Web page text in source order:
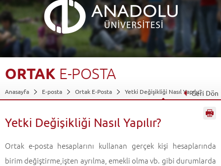
ORTAK E-POSTA
Anasayfa E-posta Ortak E-Posta Yetki Değişikliği Nasıl Yapılır?Geri Dön
Yetki Değişikliği Nasıl Yapılır?
Ortak e-posta hesaplarını kullanan gerçek kişi hesaplarında
birim değiştirme,işten ayrılma, emekli olma vb. gibi durumlarda